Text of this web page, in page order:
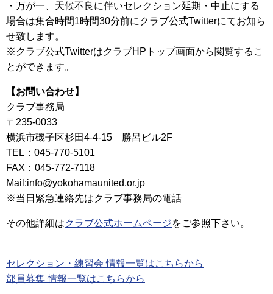
・万が一、天候不良に伴いセレクション延期・中止にする
場合は集合時間1時間30分前にクラブ公式Twitterにてお知ら
せ致します。
※クラブ公式TwitterはクラブHPトップ画面から閲覧するこ
とができます。
【お問い合わせ】
クラブ事務局
〒235-0033
横浜市磯子区杉田4-4-15 勝呂ビル2F
TEL：045-770-5101
FAX：045-772-7118
Mail:info@yokohamaunited.or.jp
※当日緊急連絡先はクラブ事務局の電話
その他詳細はクラブ公式ホームページをご参照下さい。
セレクション・練習会 情報一覧はこちらから
部員募集 情報一覧はこちらから